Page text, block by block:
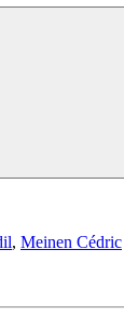
, Meinen Cédric